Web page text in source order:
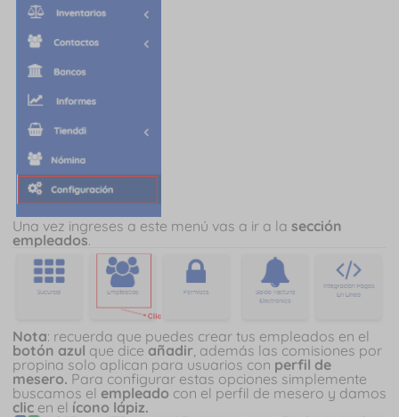
Una vez ingreses a este menú vas a ir a la sección
empleados.
Nota: recuerda que puedes crear tus empleados en el
botón azul que diceañadir , además las comisiones por
propina solo aplican para usuarios con perfil de
mesero. Para configurar estas opciones simplemente
buscamos el empleado con el perfil de mesero y damos
clic en el ícono lápiz.